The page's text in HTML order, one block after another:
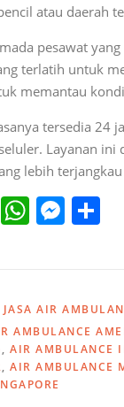
atau daerah
pesawat
terlatih untuk
memantau
tersedia
Layanan
lebih
Bl
g
W
s
A
p
p
M
e
n
g
er
e
JASA AIR
AMBULANCE
, AIR AMBULANCE
, AIR AMBULANCE